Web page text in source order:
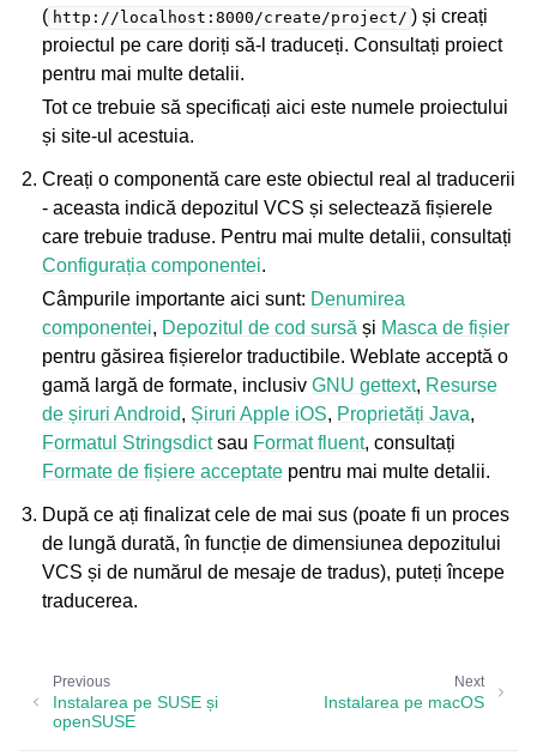
( http://localhost:8000/create/project/ ) și creați
proiectul pe care doriți să-l traduceți. Consultați proiect
pentru mai multe detalii.
Tot ce trebuie să specificați aici este numele proiectului
și site-ul acestuia.
Creați o componentă care este obiectul real al traducerii
- aceasta indică depozitul VCS și selectează fișierele
care trebuie traduse. Pentru mai multe detalii, consultați
Configurația componentei.
Câmpurile importante aici sunt: Denumirea
componentei, Depozitul de cod sursă și Masca de fișier
pentru găsirea fișierelor traductibile. Weblate acceptă o
gamă largă de formate, inclusivGNU gettext, Resurse
de șiruri Android, Șiruri Apple iOS, Proprietăți Java,
Formatul Stringsdictsau Format fluent, consultați
Formate de fișiere acceptate pentru mai multe detalii.
După ce ați finalizat cele de mai sus (poate fi un proces
de lungă durată, în funcție de dimensiunea depozitului
VCS și de numărul de mesaje de tradus), puteți începe
traducerea.
Next
Instalarea pe macOS
Previous
Instalarea pe SUSE și
openSUSE